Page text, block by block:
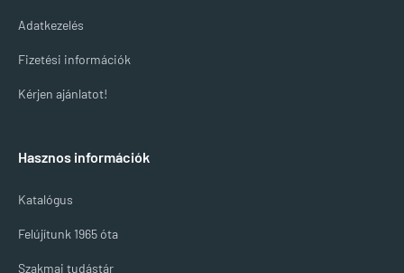
Adatkezelés
Fizetési információk
Kérjen ajánlatot!
Hasznos információk
Katalógus
Felújítunk 1965 óta
Szakmai tudástár